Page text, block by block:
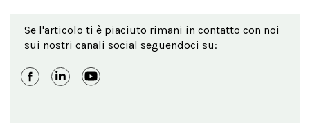
Se l'articolo ti è piaciuto rimani in contatto con noi
sui nostri canali social seguendoci su: